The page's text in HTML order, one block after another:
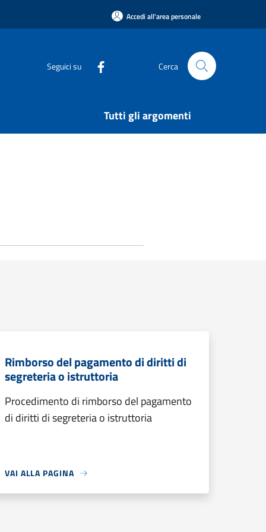
Accedi all'area personale
Seguici su Cerca
Tutti gli argomenti
Rimborso del pagamento di diritti di
segreteria o istruttoria
Procedimento di rimborso del pagamento
di diritti di segreteria o istruttoria
VAI ALLA PAGINA